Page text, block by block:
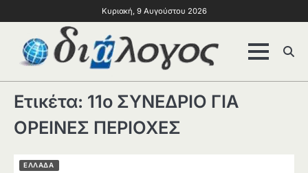
Κυριακή, 9 Αυγούστου 2026
Ετικέτα: 11ο ΣΥΝΕΔΡΙΟ ΓΙΑ
ΟΡΕΙΝΕΣ ΠΕΡΙΟΧΕΣ
ΕΛΛΑΔΑ